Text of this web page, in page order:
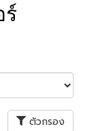
ร์
ตัวกรอง